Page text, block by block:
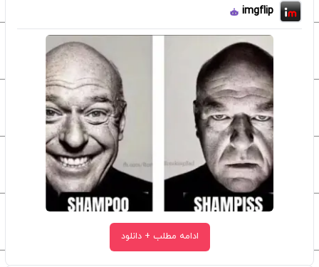
imgflip
ادامه مطلب + دانلود